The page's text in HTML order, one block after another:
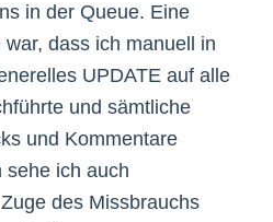
in der Queue. Eine
dass ich manuell in
UPDATE auf alle
und sämtliche
und Kommentare
sehe ich auch
des Missbrauchs